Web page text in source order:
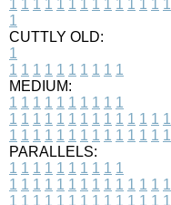
1 1 1 1 1 1 1 1 1 1 1 1 1 1
1
CUTTLY OLD:
1
1 1 1 1 1 1 1 1 1 1
MEDIUM:
1 1 1 1 1 1 1 1 1 1
1 1 1 1 1 1 1 1 1 1 1 1 1 1
1 1 1 1 1 1 1 1 1 1 1 1 1 1
PARALLELS:
1 1 1 1 1 1 1 1 1 1
1 1 1 1 1 1 1 1 1 1 1 1 1 1
1 1 1 1 1 1 1 1 1 1 1 1 1 1